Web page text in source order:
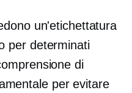
un'etichettatura
per determinati
di
per evitare